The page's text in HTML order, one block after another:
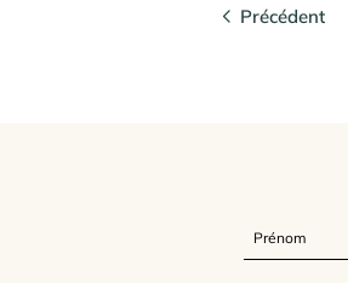
Précédent